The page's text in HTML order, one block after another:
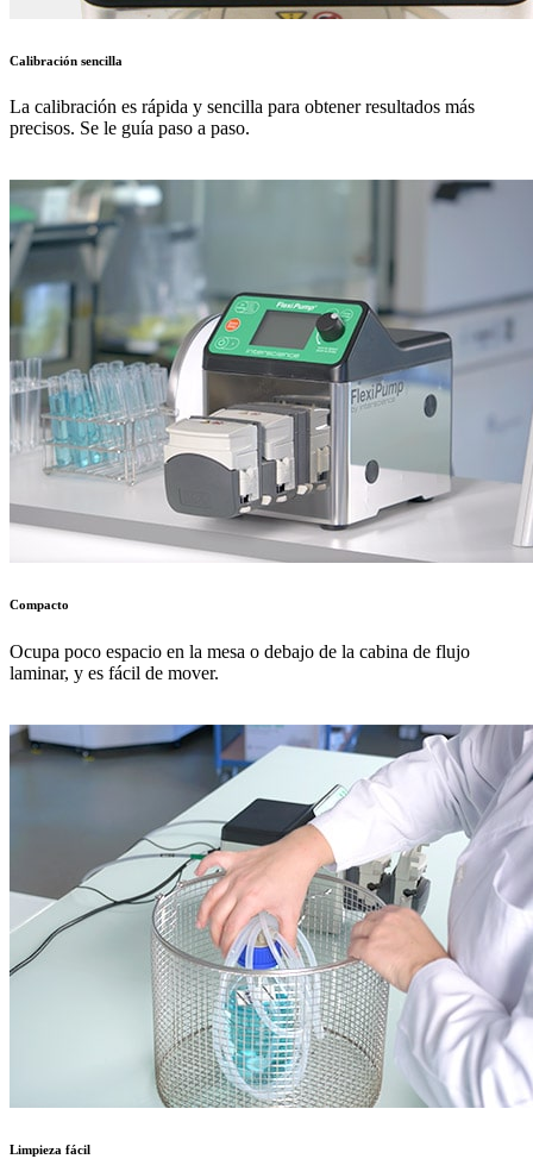
Calibración sencilla
La calibración es rápida y sencilla para obtener resultados más
precisos. Se le guía paso a paso.
Compacto
Ocupa poco espacio en la mesa o debajo de la cabina de flujo
laminar, y es fácil de mover.
Limpieza fácil